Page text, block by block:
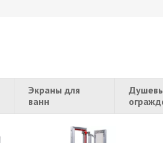
Экраны для
ванн